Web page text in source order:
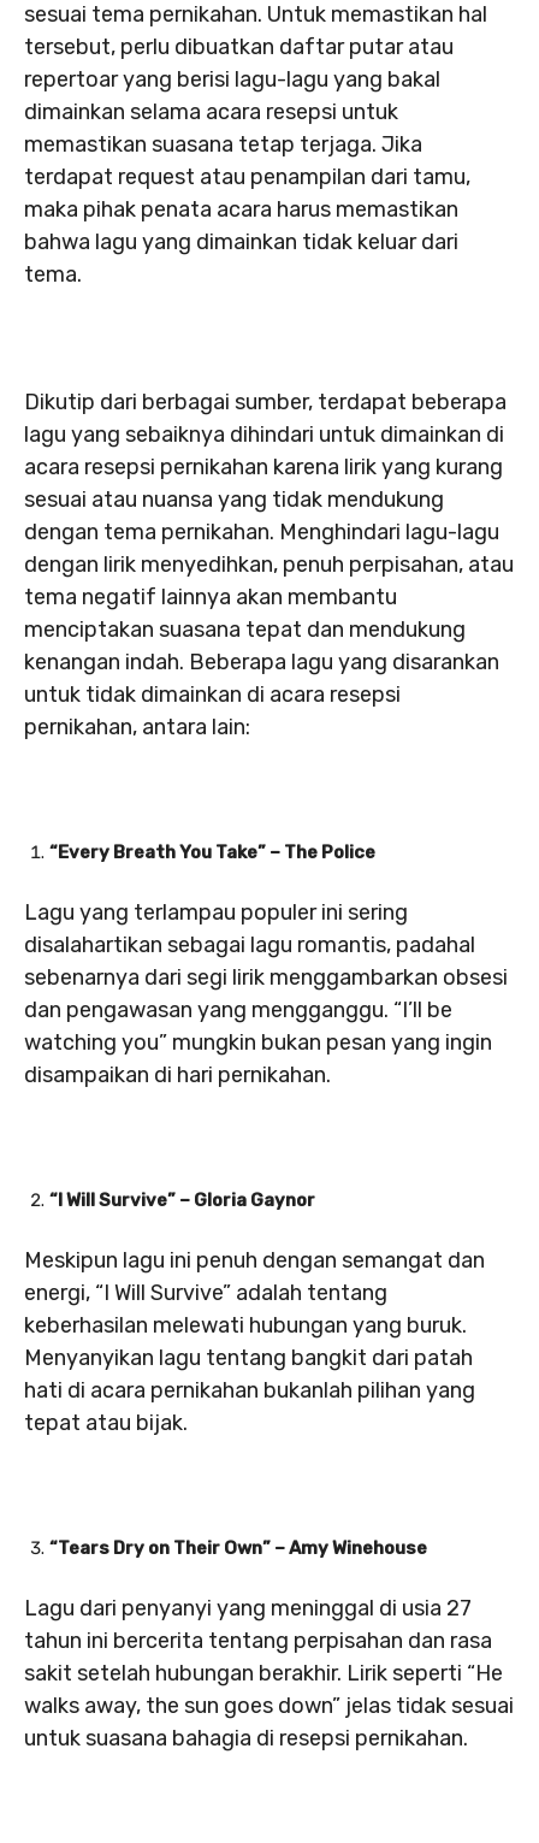
sesuai tema pernikahan. Untuk memastikan hal
tersebut, perlu dibuatkan daftar putar atau
repertoar yang berisi lagu-lagu yang bakal
dimainkan selama acara resepsi untuk
memastikan suasana tetap terjaga. Jika
terdapat request atau penampilan dari tamu,
maka pihak penata acara harus memastikan
bahwa lagu yang dimainkan tidak keluar dari
tema.
Dikutip dari berbagai sumber, terdapat beberapa
lagu yang sebaiknya dihindari untuk dimainkan di
acara resepsi pernikahan karena lirik yang kurang
sesuai atau nuansa yang tidak mendukung
dengan tema pernikahan. Menghindari lagu-lagu
dengan lirik menyedihkan, penuh perpisahan, atau
tema negatif lainnya akan membantu
menciptakan suasana tepat dan mendukung
kenangan indah. Beberapa lagu yang disarankan
untuk tidak dimainkan di acara resepsi
pernikahan, antara lain:
“Every Breath You Take” – The Police
Lagu yang terlampau populer ini sering
disalahartikan sebagai lagu romantis, padahal
sebenarnya dari segi lirik menggambarkan obsesi
dan pengawasan yang mengganggu. “I’ll be
watching you” mungkin bukan pesan yang ingin
disampaikan di hari pernikahan.
“I Will Survive” – Gloria Gaynor
Meskipun lagu ini penuh dengan semangat dan
energi, “I Will Survive” adalah tentang
keberhasilan melewati hubungan yang buruk.
Menyanyikan lagu tentang bangkit dari patah
hati di acara pernikahan bukanlah pilihan yang
tepat atau bijak.
“Tears Dry on Their Own” – Amy Winehouse
Lagu dari penyanyi yang meninggal di usia 27
tahun ini bercerita tentang perpisahan dan rasa
sakit setelah hubungan berakhir. Lirik seperti “He
walks away, the sun goes down” jelas tidak sesuai
untuk suasana bahagia di resepsi pernikahan.